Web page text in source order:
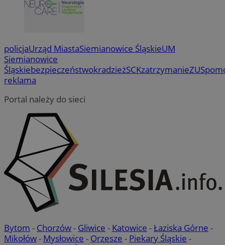
policjaUrząd MiastaSiemianowice ŚląskieUM
Siemianowice
ŚląskiebezpieczeństwokradzieżSCKzatrzymanieZUS
reklama
Portal należy do sieci
Bytom - Chorzów- Gliwice - Katowice -Łaziska Górne -
Mikołów- Mysłowice - Orzesze - Piekary Śląskie -